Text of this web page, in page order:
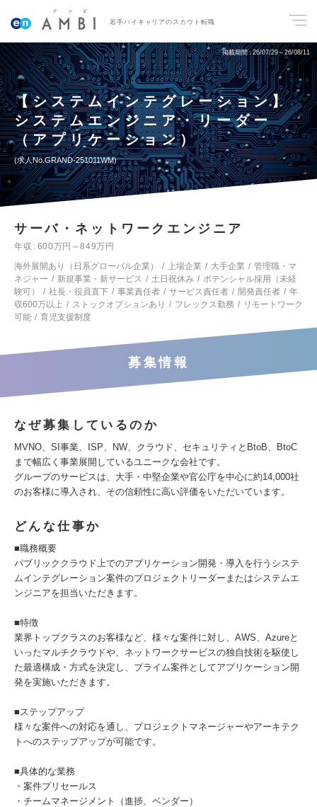
若手ハイキャリアのスカウト転職
掲載期間 26/07/29～26/08/11
【システムインテグレーション】
システムエンジニア・リーダー
（アプリケーション）
求人No.GRAND-251011WM
サーバ・ネットワークエンジニア
年収
600万円～849万円
海外展開あり（日系グローバル企業）
上場企業 大手企業
管理職・マ
ネジャー
新規事業・新サービス 土日祝休み
ポテンシャル採用（未経
験可）
社長・役員直下 事業責任者 サービス責任者 開発責任者
年
収600万以上
ストックオプションあり フレックス勤務
リモートワーク
可能
育児支援制度
募集情報
なぜ募集しているのか
MVNO、SI事業、ISP、NW、クラウド、セキュリティとBtoB、BtoC
まで幅広く事業展開しているユニークな会社です。
グループのサービスは、大手・中堅企業や官公庁を中心に約14,000社
のお客様に導入され、その信頼性に高い評価をいただいています。
どんな仕事か
■職務概要
パブリッククラウド上でのアプリケーション開発・導入を行うシステ
ムインテグレーション案件のプロジェクトリーダーまたはシステムエ
ンジニアを担当いただきます。
■特徴
業界トップクラスのお客様など、様々な案件に対し、AWS、Azureと
いったマルチクラウドや、ネットワークサービスの独自技術を駆使し
た最適構成・方式を決定し、プライム案件としてアプリケーション開
発を実施いただきます。
■ステップアップ
様々な案件への対応を通し、プロジェクトマネージャーやアーキテク
トへのステップアップが可能です。
■具体的な業務
・案件プリセールス
・チームマネージメント（進捗、ベンダー）